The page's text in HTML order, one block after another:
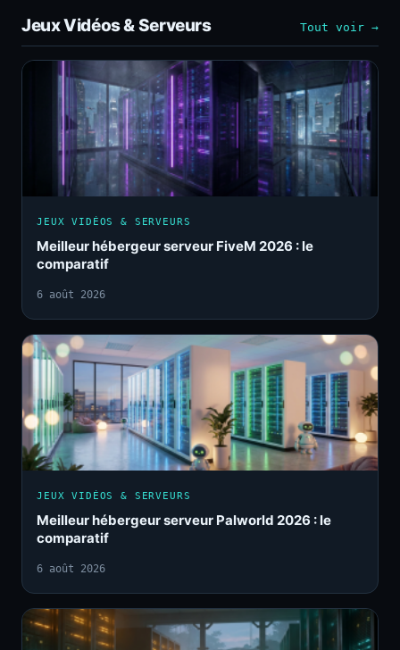
Jeux Vidéos & Serveurs Tout voir →
JEUX VIDÉOS & SERVEURS
Meilleur hébergeur serveur FiveM 2026 : le
comparatif
6 août 2026
JEUX VIDÉOS & SERVEURS
Meilleur hébergeur serveur Palworld 2026 : le
comparatif
6 août 2026